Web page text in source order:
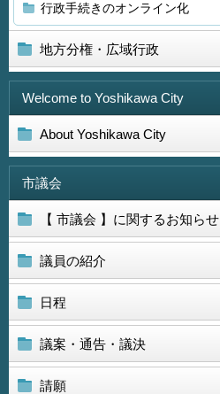
行政手続きのオンライン化
地方分権・広域行政
Welcome to Yoshikawa City
About Yoshikawa City
市議会
【 市議会 】に関するお知らせ
議員の紹介
日程
議案・通告・議決
請願